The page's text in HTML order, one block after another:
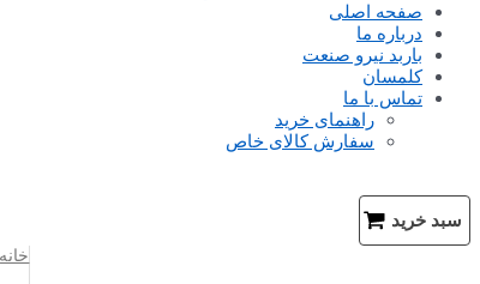
صفحه اصلی
درباره ما
باربد نیرو صنعت
کلمسان
تماس با ما
راهنمای خرید
سفارش کالای خاص
سبد خرید
خانه